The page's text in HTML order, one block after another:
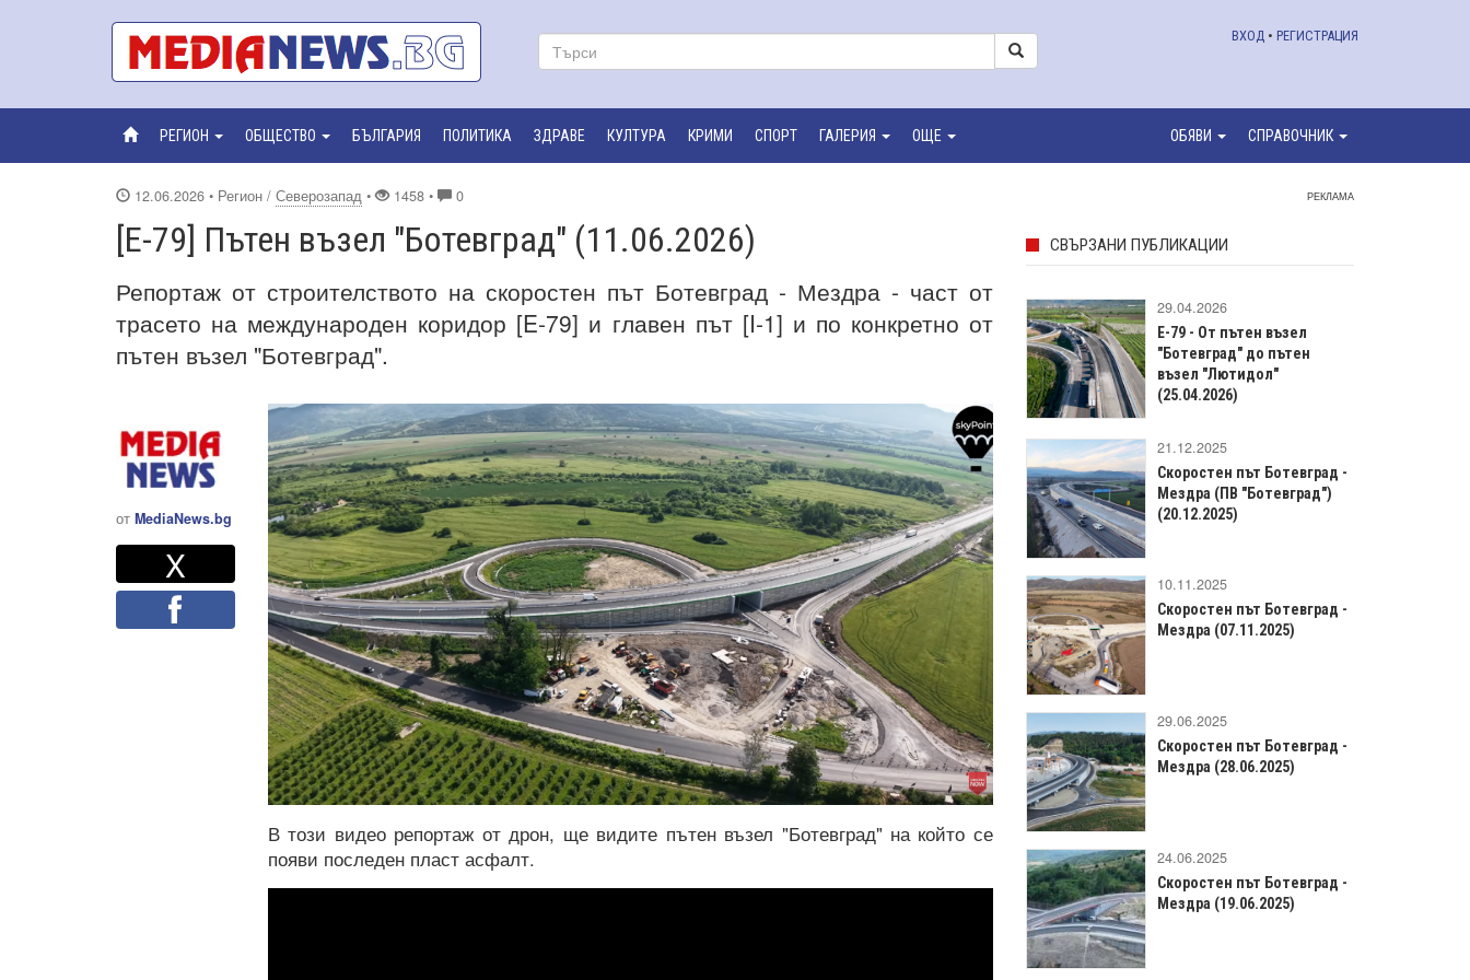
ВХОД • РЕГИСТРАЦИЯ
РЕГИОН ОБЩЕСТВО БЪЛГАРИЯ ПОЛИТИКА ЗДРАВЕ КУЛТУРА КРИМИ СПОРТ ГАЛЕРИЯ ОЩЕ ОБЯВИ СПРАВОЧНИК
12.06.2026 • Регион / Северозапад • 1458 • 0
[Е-79] Пътен възел "Ботевград" (11.06.2026)
Репортаж от строителството на скоростен път Ботевград - Мездра - част от
трасето на международен коридор [E-79] и главен път [I-1] и по конкретно от
пътен възел "Ботевград".
от MediaNews.bg
Споделете
XTwitter
Facebook
В този видео репортаж от дрон, ще видите пътен възел "Ботевград" на който се
появи последен пласт асфалт.
РЕКЛАМА
СВЪРЗАНИ ПУБЛИКАЦИИ
29.04.2026
E-79 - От пътен възел
"Ботевград" до пътен
възел "Лютидол"
(25.04.2026)
21.12.2025
Скоростен път Ботевград -
Мездра (ПВ "Ботевград")
(20.12.2025)
10.11.2025
Скоростен път Ботевград -
Мездра (07.11.2025)
29.06.2025
Скоростен път Ботевград -
Мездра (28.06.2025)
24.06.2025
Скоростен път Ботевград -
Мездра (19.06.2025)